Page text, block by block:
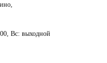
Вс: выходной